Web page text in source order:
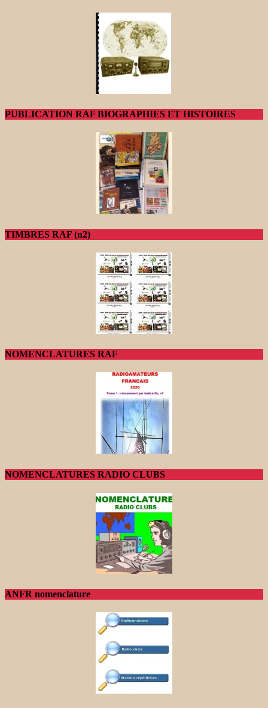
PUBLICATION RAF BIOGRAPHIES ET HISTOIRES
TIMBRES RAF (n2)
NOMENCLATURES RAF
NOMENCLATURES RADIO CLUBS
ANFR nomenclature